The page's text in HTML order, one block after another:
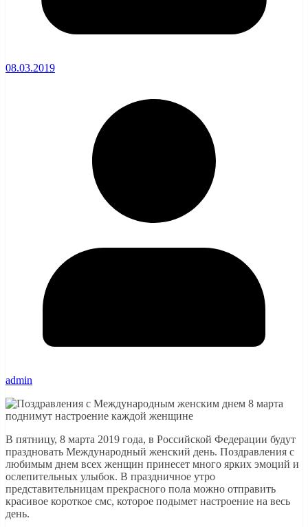
08.03.2019
admin
В пятницу, 8 марта 2019 года, в Российской Федерации будут
праздновать Международный женский день. Поздравления с
любимым днем всех женщин принесет много ярких эмоций и
ослепительных улыбок. В праздничное утро
представительницам прекрасного пола можно отправить
красивое короткое смс, которое подымет настроение на весь
день.